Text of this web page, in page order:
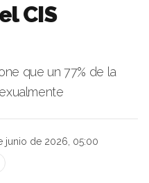
CIS
que un 77% de la
junio de 2026, 05:00